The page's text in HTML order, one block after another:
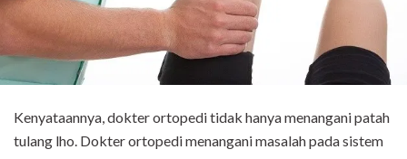
Kenyataannya, dokter ortopedi tidak hanya menangani patah
tulang lho. Dokter ortopedi menangani masalah pada sistem